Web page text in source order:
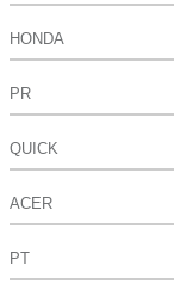
HONDA
PR
QUICK
ACER
PT